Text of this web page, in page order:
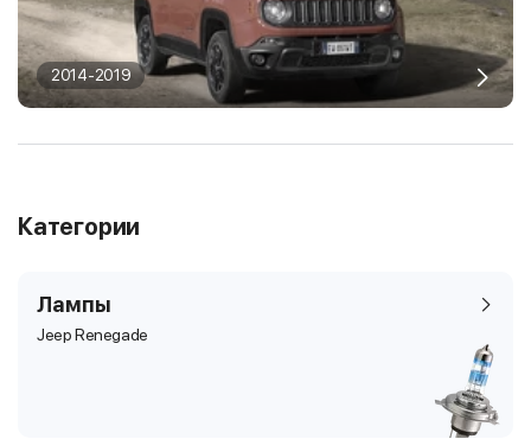
2014-2019
Категории
Лампы
Jeep Renegade